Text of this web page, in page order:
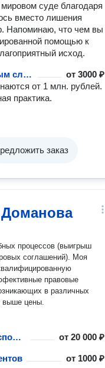
суде благодаря
вместо лишения
Напоминаю, что чем вы
помощью к
исход.
Оказываю помощь по несчастным случаям на строительных объектах. от3000 ₽
от 1 млн. рублей.
практика.
заказ
процессов (выигрыш
соглашений). Моя
правовые
в различных
выше цены.
Юридическое сопровождение исполнительного производства от20 000 ₽
от 1000 ₽